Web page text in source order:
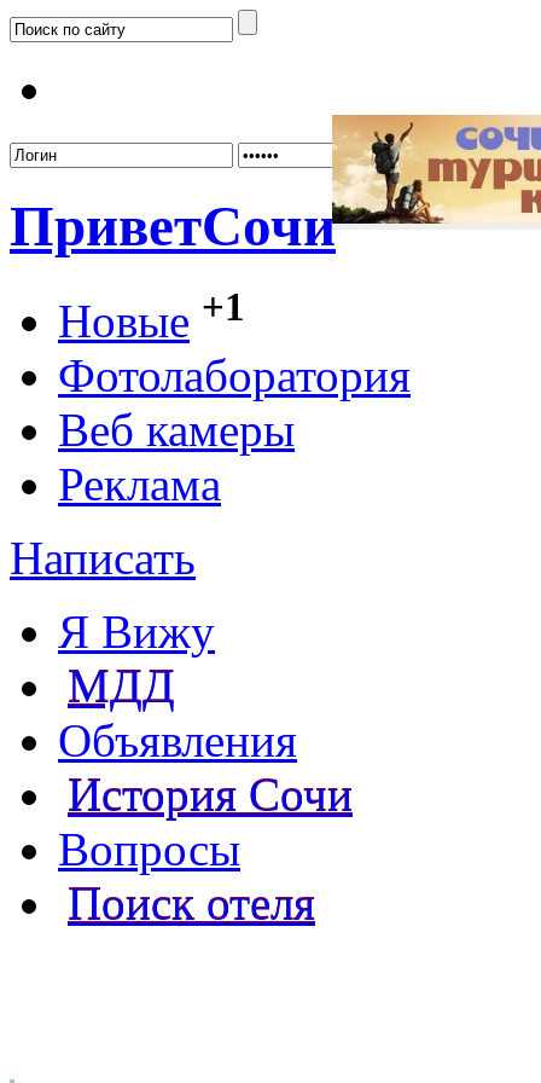
ПриветСочи
Новые +1
Фотолаборатория
Веб камеры
Реклама
Написать
Я Вижу
МДД
Объявления
История Сочи
Вопросы
Поиск отеля